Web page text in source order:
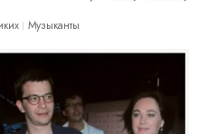
Музыканты